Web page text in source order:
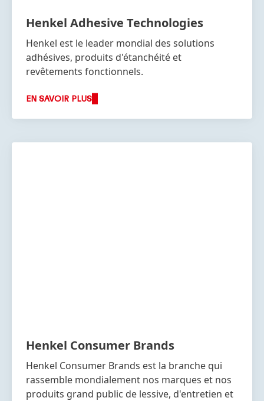
Henkel Adhesive Technologies
Henkel est le leader mondial des solutions
adhésives, produits d'étanchéité et
revêtements fonctionnels.
EN SAVOIR PLUS
Henkel Consumer Brands
Henkel Consumer Brands est la branche qui
rassemble mondialement nos marques et nos
produits grand public de lessive, d'entretien et